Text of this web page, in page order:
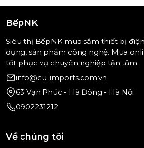
BếpNK
Siêu thị BếpNK mua sắm thiết bị
dụng, sản phẩm công nghệ. Mua
tốt phục vụ chuyên nghiệp tận tâm.
info@eu-imports.com.vn
63 Vạn Phúc - Hà Đông - Hà Nội
0902231212
Về chúng tôi